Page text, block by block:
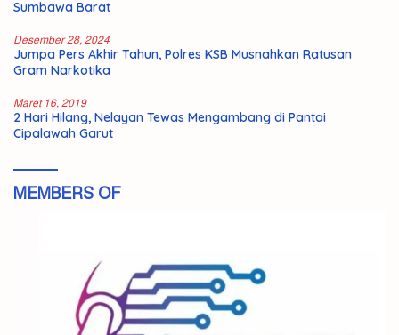
Sumbawa Barat
Desember 28, 2024
Jumpa Pers Akhir Tahun, Polres KSB Musnahkan Ratusan
Gram Narkotika
Maret 16, 2019
2 Hari Hilang, Nelayan Tewas Mengambang di Pantai
Cipalawah Garut
MEMBERS OF